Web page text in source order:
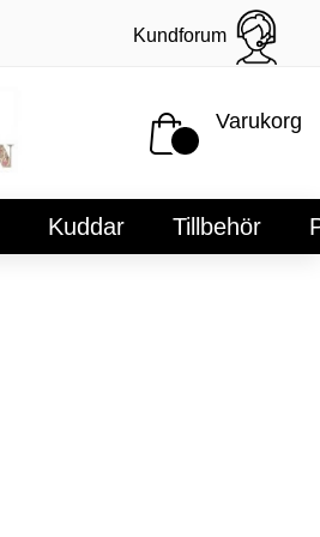
Kundforum
Varukorg
Kuddar Tillbehör